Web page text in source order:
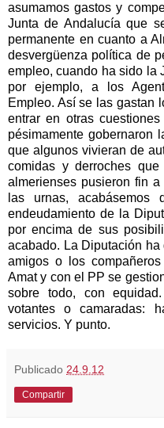
asumamos gastos y
Junta de Andalucía que
permanente en cuanto a
desvergüenza política de
empleo, cuando ha sido la
por ejemplo, a los
Empleo. Así se las gastan
entrar en otras
pésimamente gobernaron
que algunos vivieran de
comidas y derroches
almerienses pusieron fin
las urnas,
endeudamiento de la
por encima de sus
acabado. La Diputación
amigos o los
Amat y con el PP se
sobre todo, con
votantes o camaradas:
servicios. Y punto.
Publicado 24.9.12
Compartir